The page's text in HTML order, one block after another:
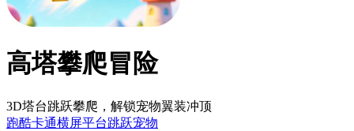
高塔攀爬冒险
3D塔台跳跃攀爬，解锁宠物翼装冲顶
跑酷卡通横屏平台跳跃宠物